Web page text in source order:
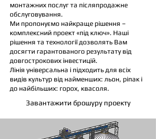
монтажних послуг та післяпродажне
обслуговування.
Ми пропонуємо найкраще рішення –
комплексний проект «під ключ». Наші
рішення та технології дозволять Вам
досягти гарантованого результату від
довгострокових інвестицій.
Лінія універсальна і підходить для всіх
видів культур від найменших: льон, ріпак і
до найбільших: горох, квасоля.
Завантажити брошуру проекту